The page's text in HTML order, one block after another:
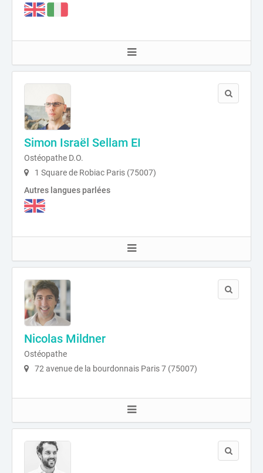
Simon Israël Sellam EI
Ostéopathe D.O.
1 Square de Robiac Paris (75007)
Autres langues parlées
Nicolas Mildner
Ostéopathe
72 avenue de la bourdonnais Paris 7 (75007)